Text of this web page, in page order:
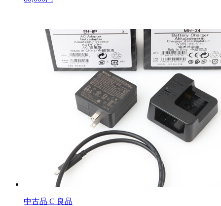
中古品 C 良品